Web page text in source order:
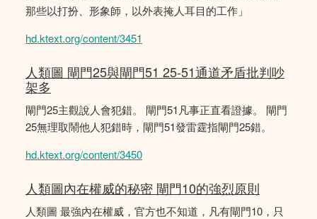
那些以打扮、形象師，以外表掩人耳目的工作」
hd.ktext.org/content/3451
人類圖 閘門25與閘門51 25-51通道矛盾批判吵
架多
閘門25主觀說人會犯錯。 閘門51凡事正直看證據。 閘門
25無理取鬧他人犯錯時，閘門51發雷霆指閘門25錯。
hd.ktext.org/content/3450
人類圖內在權威的秘密 閘門10的強烈原則
人類圖 最強內在權威，官方也不知道，凡有閘門10，只